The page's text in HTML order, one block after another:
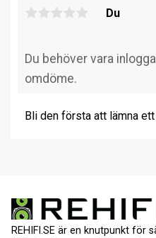
Du
Bli den första att lämna
REHIFI.SE är en knutpunkt för